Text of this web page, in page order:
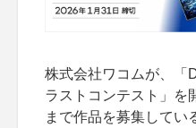
株式会社ワコムが、「
ラストコンテスト」を
まで作品を募集してい